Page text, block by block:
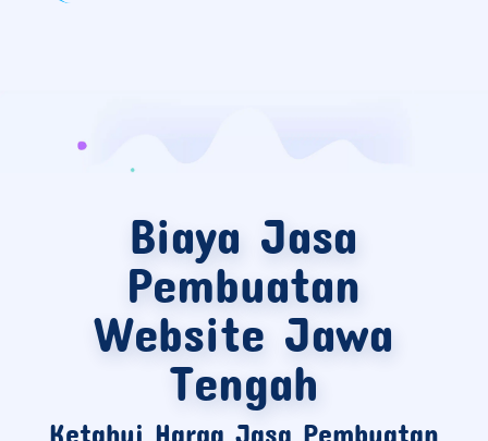
Biaya Jasa
Pembuatan
Website Jawa
Tengah
Ketahui Harga Jasa Pembuatan